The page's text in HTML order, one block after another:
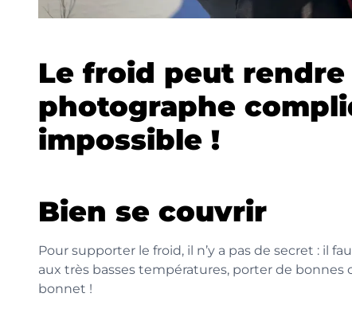
Le froid peut rendre
photographe
impossible !
Bien se couvrir
Pour supporter le froid, il n’y a pas de secret : il
aux très basses températures, porter de
bonnet !